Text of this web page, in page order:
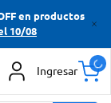
en productos
10/08
Ingresar